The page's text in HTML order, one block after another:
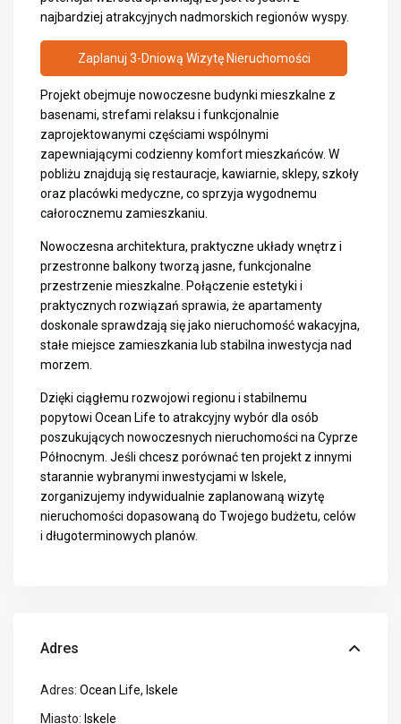
najbardziej atrakcyjnych nadmorskich regionów wyspy.
Zaplanuj 3-Dniową Wizytę Nieruchomości
Projekt obejmuje nowoczesne budynki mieszkalne z
basenami, strefami relaksu i funkcjonalnie
zaprojektowanymi częściami wspólnymi
zapewniającymi codzienny komfort mieszkańców. W
pobliżu znajdują się restauracje, kawiarnie, sklepy, szkoły
oraz placówki medyczne, co sprzyja wygodnemu
całorocznemu zamieszkaniu.
Nowoczesna architektura, praktyczne układy wnętrz i
przestronne balkony tworzą jasne, funkcjonalne
przestrzenie mieszkalne. Połączenie estetyki i
praktycznych rozwiązań sprawia, że apartamenty
doskonale sprawdzają się jako nieruchomość wakacyjna,
stałe miejsce zamieszkania lub stabilna inwestycja nad
morzem.
Dzięki ciągłemu rozwojowi regionu i stabilnemu
popytowi Ocean Life to atrakcyjny wybór dla osób
poszukujących nowoczesnych nieruchomości na Cyprze
Północnym. Jeśli chcesz porównać ten projekt z innymi
starannie wybranymi inwestycjami w Iskele,
zorganizujemy indywidualnie zaplanowaną wizytę
nieruchomości dopasowaną do Twojego budżetu, celów
i długoterminowych planów.
Adres
Adres: Ocean Life, Iskele
Miasto: Iskele